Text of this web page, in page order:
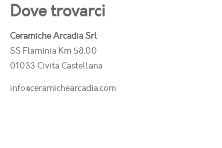
Dove trovarci
Ceramiche Arcadia Srl
SS Flaminia Km 58.00
01033 Civita Castellana
info@ceramichearcadia.com